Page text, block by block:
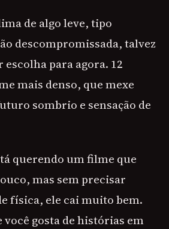
de algo leve, tipo
descompromissada, talvez
para agora. 12
mais denso, que mexe
sombrio e sensação de
querendo um filme que
mas sem precisar
física, ele cai muito bem.
você gosta de histórias em